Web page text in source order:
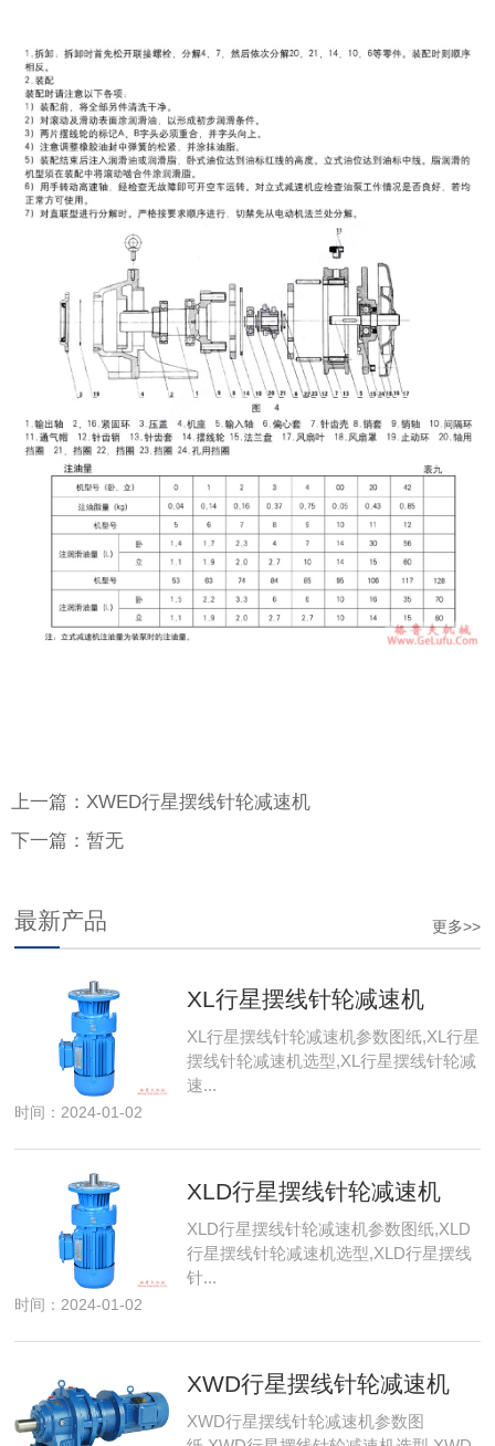
上一篇：XWED行星摆线针轮减速机
下一篇：暂无
更多>>
最新产品
XL行星摆线针轮减速机
XL行星摆线针轮减速机参数图纸,XL行星
摆线针轮减速机选型,XL行星摆线针轮减
速...
时间：2024-01-02
XLD行星摆线针轮减速机
XLD行星摆线针轮减速机参数图纸,XLD
行星摆线针轮减速机选型,XLD行星摆线
针...
时间：2024-01-02
XWD行星摆线针轮减速机
XWD行星摆线针轮减速机参数图